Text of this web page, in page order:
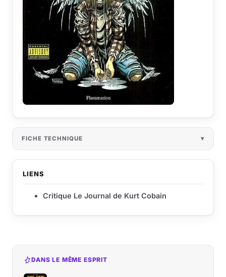
FICHE TECHNIQUE
LIENS
Critique Le Journal de Kurt Cobain
DANS LE MÊME ESPRIT